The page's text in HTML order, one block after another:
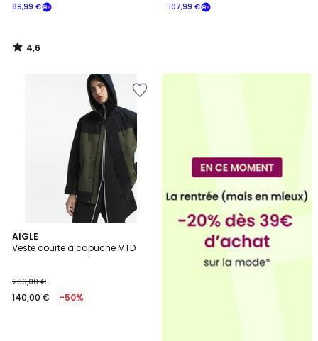
89,99 €
4,6
/
107,99 €
AIGLE
Veste courte à capuche MTD
280,00 €
140,00 € -50%